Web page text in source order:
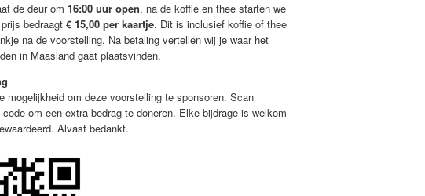
de deur om 16:00 uur open, na de koffie en thee starten we
bedraagt € 15,00 per kaartje. Dit is inclusief koffie of thee
na de voorstelling. Na betaling vertellen wij je waar het
in Maasland gaat plaatsvinden.
mogelijkheid om deze voorstelling te sponsoren. Scan
om een extra bedrag te doneren. Elke bijdrage is welkom
Alvast bedankt.